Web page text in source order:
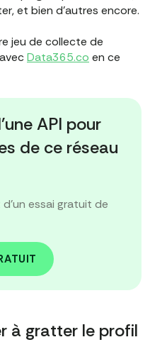
et bien d'autres encore.
jeu de collecte de
Data365.co en ce
API pour
de ce réseau
essai gratuit de
à gratter le profil